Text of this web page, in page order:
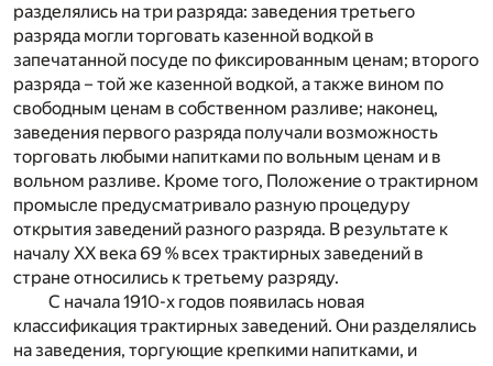
разделялись на три разряда: заведения третьего
разряда могли торговать казенной водкой в
запечатанной посуде по фиксированным ценам; второго
разряда – той же казенной водкой, а также вином по
свободным ценам в собственном разливе; наконец,
заведения первого разряда получали возможность
торговать любыми напитками по вольным ценам и в
вольном разливе. Кроме того, Положение о трактирном
промысле предусматривало разную процедуру
открытия заведений разного разряда. В результате к
началу XX века 69 % всех трактирных заведений в
стране относились к третьему разряду.
С начала 1910-х годов появилась новая
классификация трактирных заведений. Они разделялись
на заведения, торгующие крепкими напитками, и